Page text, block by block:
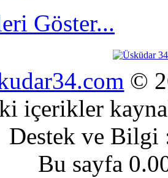
Göster...
©
içerikler
Destek ve
Bu sayfa